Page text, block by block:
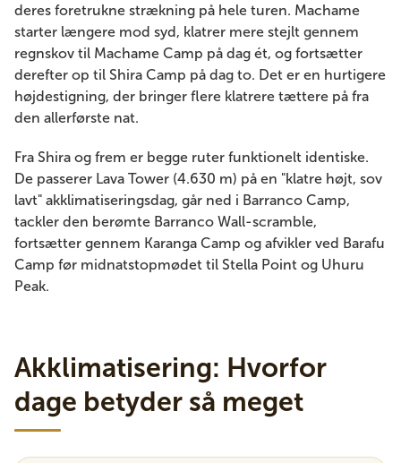
deres foretrukne strækning på hele turen. Machame
starter længere mod syd, klatrer mere stejlt gennem
regnskov til Machame Camp på dag ét, og fortsætter
derefter op til Shira Camp på dag to. Det er en hurtigere
højdestigning, der bringer flere klatrere tættere på fra
den allerførste nat.
Fra Shira og frem er begge ruter funktionelt identiske.
De passerer Lava Tower (4.630 m) på en "klatre højt, sov
lavt" akklimatiseringsdag, går ned i Barranco Camp,
tackler den berømte Barranco Wall-scramble,
fortsætter gennem Karanga Camp og afvikler ved Barafu
Camp før midnatstopmødet til Stella Point og Uhuru
Peak.
Akklimatisering: Hvorfor
dage betyder så meget